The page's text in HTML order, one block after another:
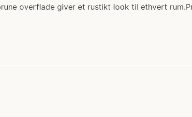
overflade giver et rustikt look til ethvert